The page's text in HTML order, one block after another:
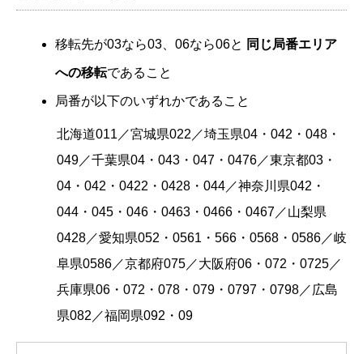
移転先が03なら03、06なら06と 同じ局番エリア
への移転であること
局番が以下のいずれかであること
北海道011／宮城県022／埼玉県04・042・048・
049／千葉県04・043・047・0476／東京都03・
04・042・0422・0428・044／神奈川県042・
044・045・046・0463・0466・0467／山梨県
0428／愛知県052・0561・566・0568・0586／岐
阜県0586／京都府075／大阪府06・072・0725／
兵庫県06・072・078・079・0797・0798／広島
県082／福岡県092・09